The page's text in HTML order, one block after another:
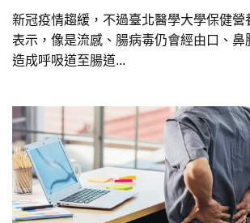
新冠疫情趨緩，不過臺北醫學大學保健營
表示，像是流感、腸病毒仍會經由口、鼻
造成呼吸道至腸道...